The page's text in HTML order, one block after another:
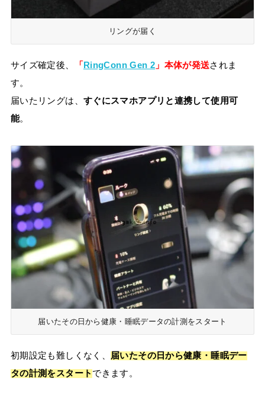
リングが届く
サイズ確定後、 「RingConn Gen 2 」本体が発送されま
す。
届いたリングは、 すぐにスマホアプリと連携して使用可
能。
届いたその日から健康・睡眠データの計測をスタート
初期設定も難しくなく、
届いたその日から健康・睡眠デー
タの計測をスタート できます。